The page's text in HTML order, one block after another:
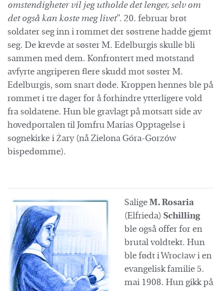
omstendigheter vil jeg utholde det lenger, selv om
det også kan koste meg livet”. 20. februar brøt
soldater seg inn i rommet der søstrene hadde gjemt
seg. De krevde at søster M. Edelburgis skulle bli
sammen med dem. Konfrontert med motstand
avfyrte angriperen flere skudd mot søster M.
Edelburgis, som snart døde. Kroppen hennes ble på
rommet i tre dager for å forhindre ytterligere vold
fra soldatene. Hun ble gravlagt på motsatt side av
hovedportalen til Jomfru Marias Opptagelse i
sognekirke i Żary (nå Zielona Góra-Gorzów
bispedømme).
Salige M. Rosaria
(Elfrieda) Schilling
ble også offer for en
brutal voldtekt. Hun
ble født i Wrocław i en
evangelisk familie 5.
mai 1908. Hun gikk på